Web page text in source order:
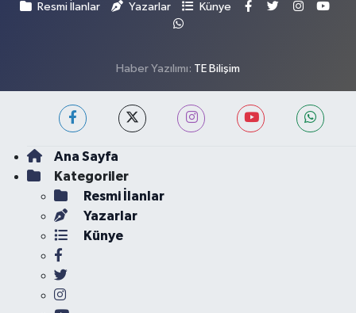
Resmi İlanlar Yazarlar Künye
Haber Yazılımı: TE Bilişim
Ana Sayfa
Kategoriler
Resmi İlanlar
Yazarlar
Künye